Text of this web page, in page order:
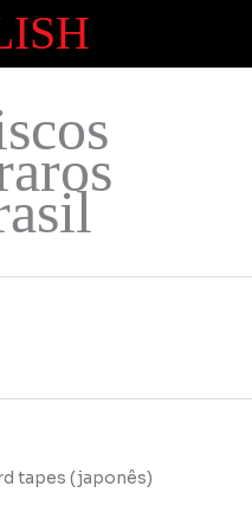
tapes (japonês)